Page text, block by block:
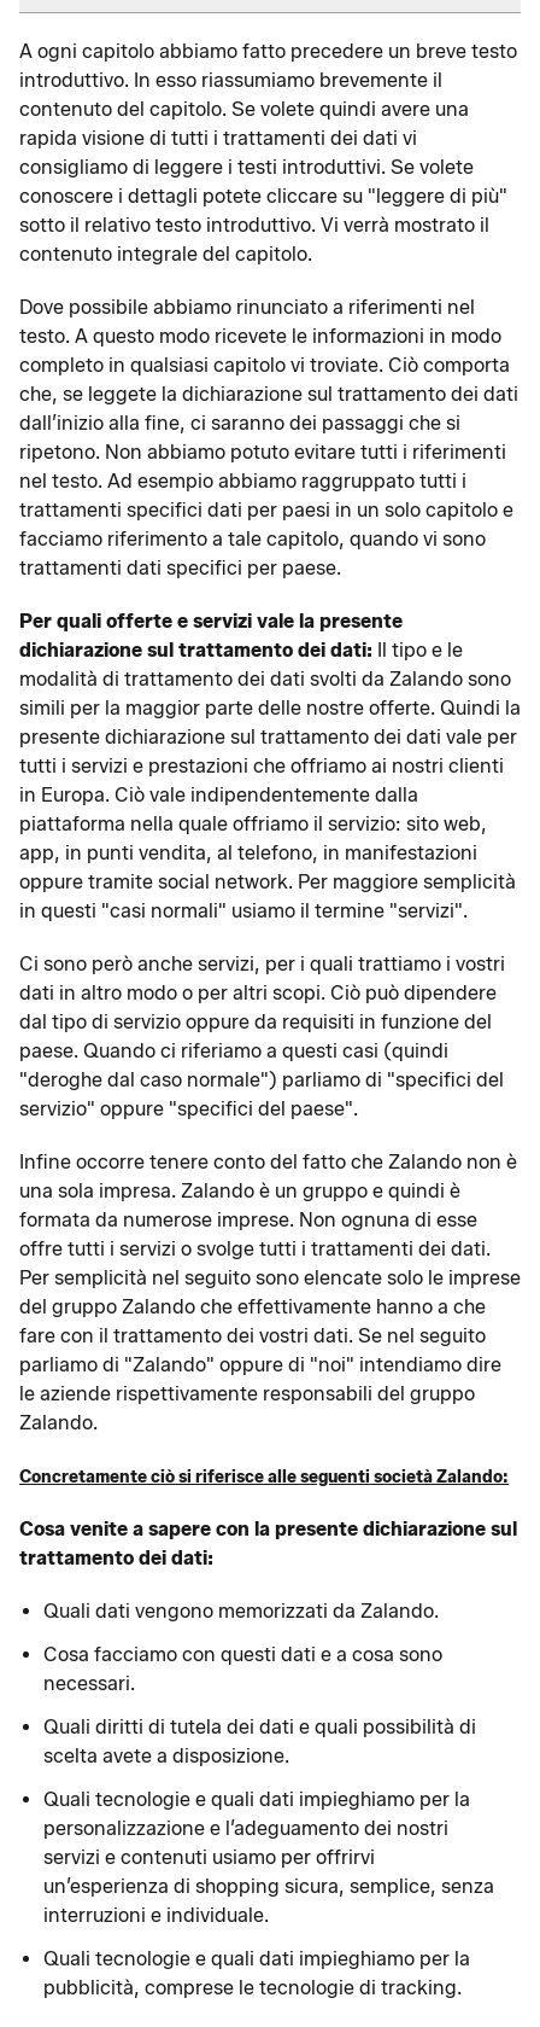
A ogni capitolo abbiamo fatto precedere un breve testo
introduttivo. In esso riassumiamo brevemente il
contenuto del capitolo. Se volete quindi avere una
rapida visione di tutti i trattamenti dei dati vi
consigliamo di leggere i testi introduttivi. Se volete
conoscere i dettagli potete cliccare su "leggere di più"
sotto il relativo testo introduttivo. Vi verrà mostrato il
contenuto integrale del capitolo.
Dove possibile abbiamo rinunciato a riferimenti nel
testo. A questo modo ricevete le informazioni in modo
completo in qualsiasi capitolo vi troviate. Ciò comporta
che, se leggete la dichiarazione sul trattamento dei dati
dall’inizio alla fine, ci saranno dei passaggi che si
ripetono. Non abbiamo potuto evitare tutti i riferimenti
nel testo. Ad esempio abbiamo raggruppato tutti i
trattamenti specifici dati per paesi in un solo capitolo e
facciamo riferimento a tale capitolo, quando vi sono
trattamenti dati specifici per paese.
Per quali offerte e servizi vale la presente
dichiarazione sul trattamento dei dati: Il tipo e le
modalità di trattamento dei dati svolti da Zalando sono
simili per la maggior parte delle nostre offerte. Quindi la
presente dichiarazione sul trattamento dei dati vale per
tutti i servizi e prestazioni che offriamo ai nostri clienti
in Europa. Ciò vale indipendentemente dalla
piattaforma nella quale offriamo il servizio: sito web,
app, in punti vendita, al telefono, in manifestazioni
oppure tramite social network. Per maggiore semplicità
in questi "casi normali" usiamo il termine "servizi".
Ci sono però anche servizi, per i quali trattiamo i vostri
dati in altro modo o per altri scopi. Ciò può dipendere
dal tipo di servizio oppure da requisiti in funzione del
paese. Quando ci riferiamo a questi casi (quindi
"deroghe dal caso normale") parliamo di "specifici del
servizio" oppure "specifici del paese".
Infine occorre tenere conto del fatto che Zalando non è
una sola impresa. Zalando è un gruppo e quindi è
formata da numerose imprese. Non ognuna di esse
offre tutti i servizi o svolge tutti i trattamenti dei dati.
Per semplicità nel seguito sono elencate solo le imprese
del gruppo Zalando che effettivamente hanno a che
fare con il trattamento dei vostri dati. Se nel seguito
parliamo di "Zalando" oppure di "noi" intendiamo dire
le aziende rispettivamente responsabili del gruppo
Zalando.
Concretamente ciò si riferisce alle seguenti società Zalando:
Cosa venite a sapere con la presente dichiarazione sul
trattamento dei dati:
Quali dati vengono memorizzati da Zalando.
Cosa facciamo con questi dati e a cosa sono
necessari.
Quali diritti di tutela dei dati e quali possibilità di
scelta avete a disposizione.
Quali tecnologie e quali dati impieghiamo per la
personalizzazione e l’adeguamento dei nostri
servizi e contenuti usiamo per offrirvi
un’esperienza di shopping sicura, semplice, senza
interruzioni e individuale.
Quali tecnologie e quali dati impieghiamo per la
pubblicità, comprese le tecnologie di tracking.